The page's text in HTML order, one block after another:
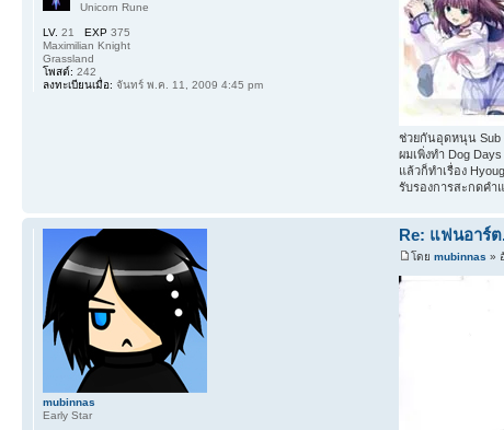
ช่วยกันอุดหนุน Sub
ผมเพิ่งทำ Dog
แล้วก็ทำเรื่อง
รับรองการสะกดคำ
Unicorn Rune
LV. 21 EXP 375
Maximilian Knight
Grassland
โพสต์: 242
ลงทะเบียนเมื่อ: จันทร์ พ.ค. 11, 2009 4:45 pm
Re: แฟนอาร์
โดย mubinnas »
mubinnas
Early Star